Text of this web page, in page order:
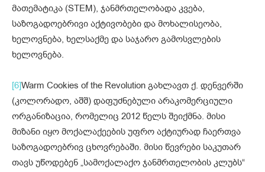
მათემატიკა (STEM), ჯანმრთელობადა კვება,
საზოგადოებრივი აქტივობები და მოხალისეობა,
ხელოვნება, ხელსაქმე და საჯარო გამოსვლების
ხელოვნება.
[6]Warm Cookies of the Revolution გახლავთ ქ. დენვერში
(კოლორადო, აშშ) დაფუძნებული არაკომერციული
ორგანიზაცია, რომელიც 2012 წელს შეიქმნა. მისი
მიზანი იყო მოქალაქეების უფრო აქტიურად ჩაერთვა
საზოგადოებრივ ცხოვრებაში. მისი წევრები საკუთარ
თავს უწოდებენ „სამოქალაქო ჯანმრთელობის კლუბს“